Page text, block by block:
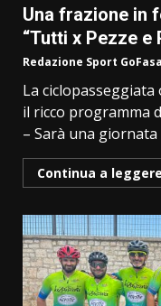
Una frazione in
“Tutti x Pezze e
Redazione Sport
La
il ricco programma
– Sarà una giornata
Continua a leggere